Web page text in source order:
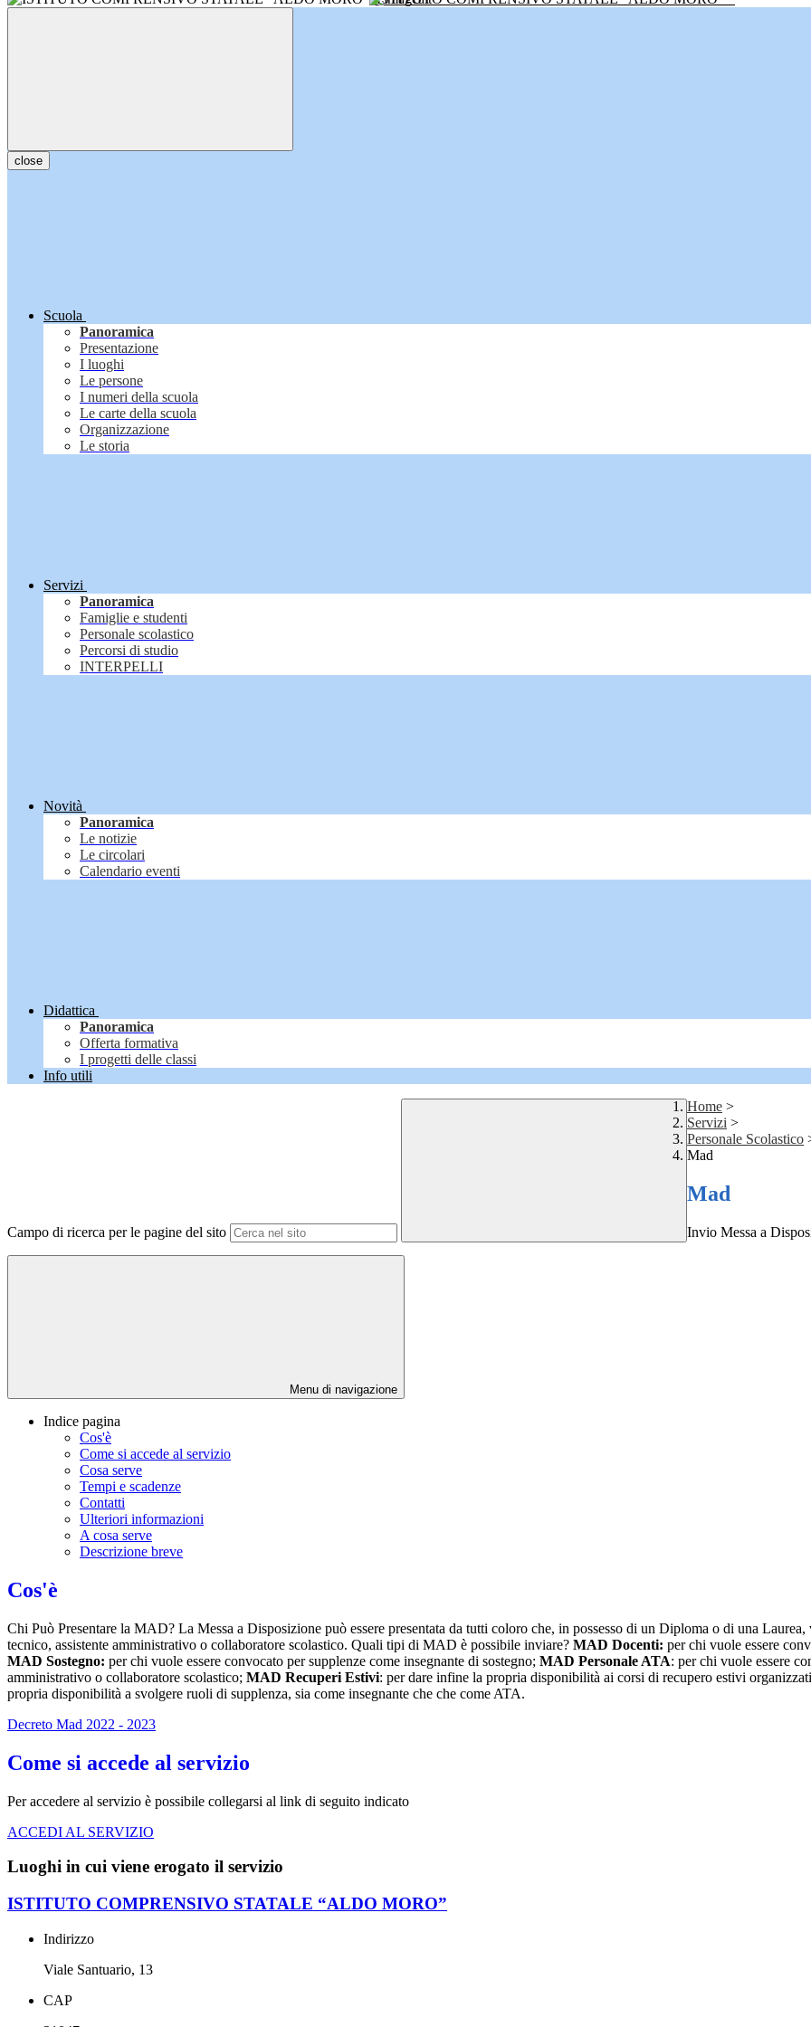
close
Scuola
Panoramica
Presentazione
I luoghi
Le persone
I numeri della scuola
Le carte della scuola
Organizzazione
Le storia
Servizi
Panoramica
Famiglie e studenti
Personale scolastico
Percorsi di studio
INTERPELLI
Novità
Panoramica
Le notizie
Le circolari
Calendario eventi
Didattica
Panoramica
Offerta formativa
I progetti delle classi
Info utili
Campo di ricerca per le pagine del sito
Home >
Servizi >
Personale Scolastico
Mad
Mad
Invio Messa a
Menu di navigazione
Indice pagina
Cos'è
Come si accede al servizio
Cosa serve
Tempi e scadenze
Contatti
Ulteriori informazioni
A cosa serve
Descrizione breve
Cos'è
Chi Può Presentare la MAD? La Messa a Disposizione può essere presentata da tutti coloro che, in possesso di un Diploma o di una
tecnico, assistente amministrativo o collaboratore scolastico. Quali tipi di MAD è possibile inviare? MAD Docenti: per chi vuole essere
MAD Sostegno: per chi vuole essere convocato per supplenze come insegnante di sostegno; MAD Personale ATA: per chi vuole essere
amministrativo o collaboratore scolastico; MAD Recuperi Estivi: per dare infine la propria disponibilità ai corsi di recupero estivi
propria disponibilità a svolgere ruoli di supplenza, sia come insegnante che che come ATA.
Decreto Mad 2022 - 2023
Come si accede al servizio
Per accedere al servizio è possibile collegarsi al link di seguito indicato
ACCEDI AL SERVIZIO
Luoghi in cui viene erogato il servizio
ISTITUTO COMPRENSIVO STATALE “ALDO MORO”
Indirizzo
Viale Santuario, 13
CAP